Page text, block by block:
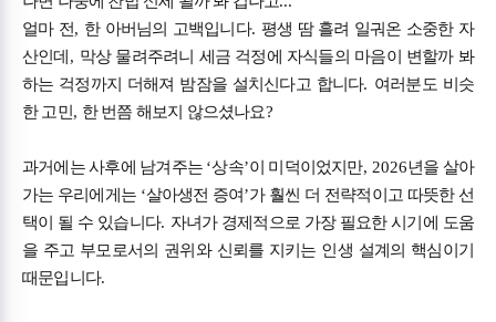
얼마 전, 한 아버님의 고백입니다. 평생 땀 흘려 일궈온 소중한 자
산인데, 막상 물려주려니 세금 걱정에 자식들의 마음이 변할까 봐
하는 걱정까지 더해져 밤잠을 설치신다고 합니다. 여러분도 비슷
한 고민, 한 번쯤 해보지 않으셨나요?
과거에는 사후에 남겨주는 ‘상속’이 미덕이었지만, 2026년을 살아
가는 우리에게는 ‘살아생전 증여’가 훨씬 더 전략적이고 따뜻한 선
택이 될 수 있습니다. 자녀가 경제적으로 가장 필요한 시기에 도움
을 주고 부모로서의 권위와 신뢰를 지키는 인생 설계의 핵심이기
때문입니다.